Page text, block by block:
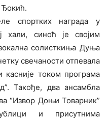
спортких награда у
хали, синоћ је својим
солисткиња Дуња
свечаности отпевала
током програма
Такође, два ансамбла
“Извор Доњи Товарник”
и присутнима